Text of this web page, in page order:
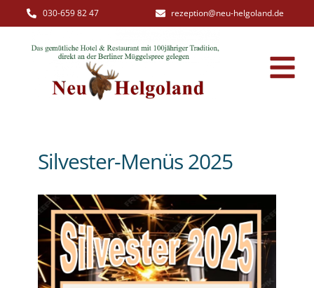
030-659 82 47 rezeption@neu-helgoland.de
Silvester-Menüs 2025